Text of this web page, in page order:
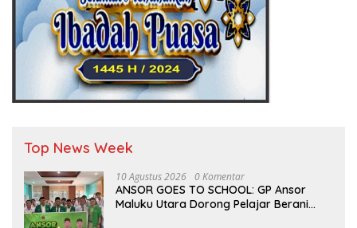
Top News Week
10 Agustus 2026 0 Komentar
ANSOR GOES TO SCHOOL: GP Ansor
Maluku Utara Dorong Pelajar Berani